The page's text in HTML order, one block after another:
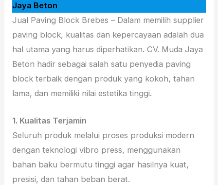
Jaya Beton
Jual Paving Block Brebes – Dalam memilih supplier
paving block, kualitas dan kepercayaan adalah dua
hal utama yang harus diperhatikan. CV. Muda Jaya
Beton hadir sebagai salah satu penyedia paving
block terbaik dengan produk yang kokoh, tahan
lama, dan memiliki nilai estetika tinggi.
1. Kualitas Terjamin
Seluruh produk melalui proses produksi modern
dengan teknologi vibro press, menggunakan
bahan baku bermutu tinggi agar hasilnya kuat,
presisi, dan tahan beban berat.